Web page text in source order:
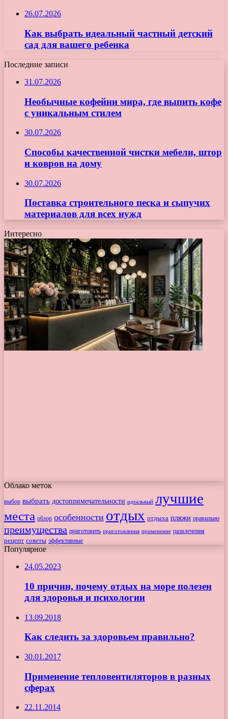
26.07.2026
Как выбрать идеальный частный детский
сад для вашего ребенка
Последние записи
31.07.2026
Необычные кофейни мира, где выпить кофе
с уникальным стилем
30.07.2026
Способы качественной чистки мебели, штор
и ковров на дому
30.07.2026
Поставка строительного песка и сыпучих
материалов для всех нужд
Интересно
Облако меток
выбор выбрать достопримечательности идеальный лучшие
места обзор особенности отдых отдыха пляжи правильно
преимущества приготовить приготовления применение развлечения
рецепт советы эффективные
Популярное
24.05.2023
10 причин, почему отдых на море полезен
для здоровья и психологии
13.09.2018
Как следить за здоровьем правильно?
30.01.2017
Применение тепловентиляторов в разных
сферах
22.11.2014